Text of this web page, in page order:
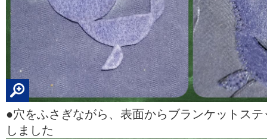
●穴をふさぎながら、表面からブランケットステ
しました